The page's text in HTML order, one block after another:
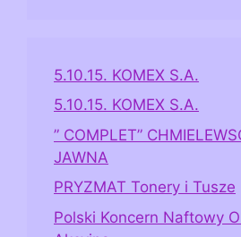
5.10.15. KOMEX S.A.
5.10.15. KOMEX S.A.
” COMPLET”
JAWNA
PRYZMAT Tonery i Tusze
Polski Koncern Naftowy